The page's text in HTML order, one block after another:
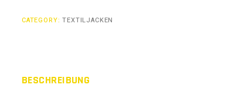
CATEGORY:TEXTILJACKEN
BESCHREIBUNG